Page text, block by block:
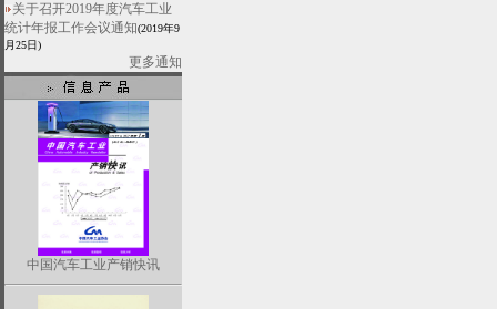
关于召开2019年度汽车工业
统计年报工作会议通知(2019年9
月25日)
更多通知
中国汽车工业产销快讯